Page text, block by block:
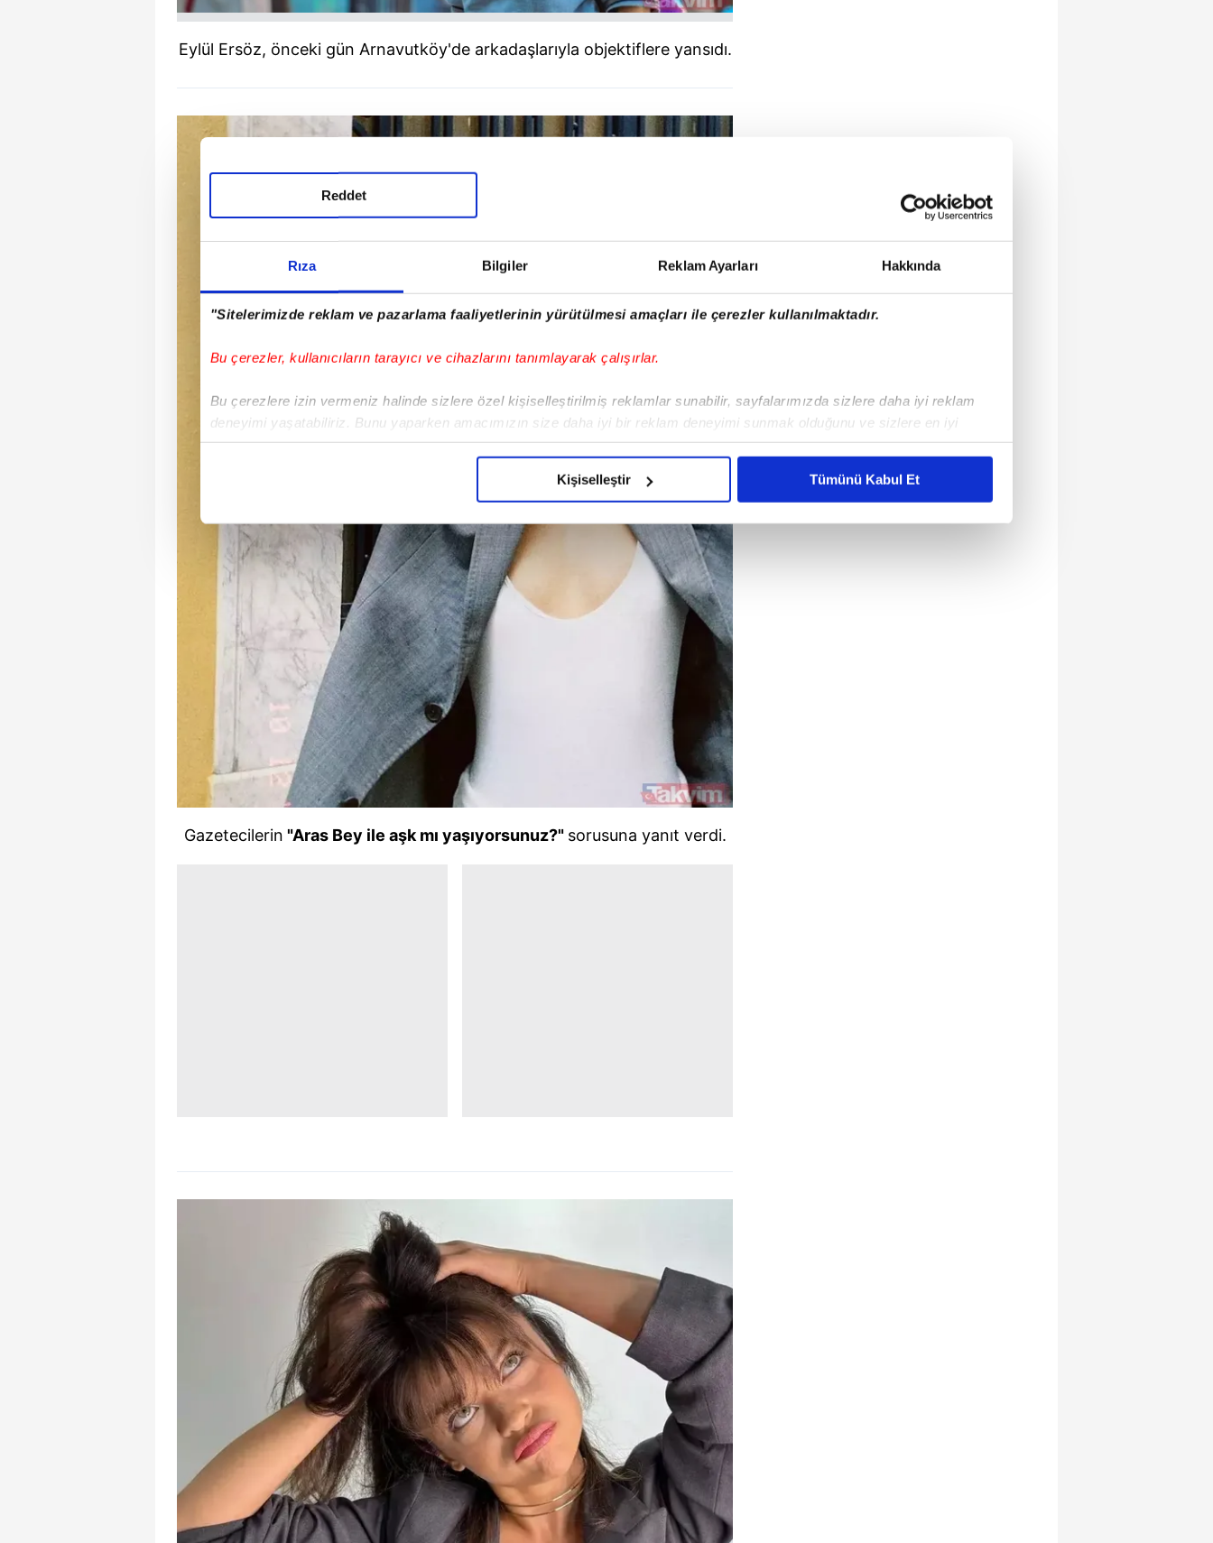
Rıza Bilgiler Reklam Ayarları Hakkında
"Sitelerimizde reklam ve pazarlama faaliyetlerinin yürütülmesi amaçları ile çerezler kullanılmaktadır.
Bu çerezler, kullanıcıların tarayıcı ve cihazlarını tanımlayarak çalışırlar.
Bu çerezlere izin vermeniz halinde sizlere özel kişiselleştirilmiş reklamlar sunabilir, sayfalarımızda sizlere daha iyi reklam
deneyimi yaşatabiliriz. Bunu yaparken amacımızın size daha iyi bir reklam deneyimi sunmak olduğunu ve sizlere en iyi
içerikleri sunabilmek adına elimizden gelen çabayı gösterdiğimizi ve bu noktada, reklamların maliyetlerimizi karşılamak
Sizlere daha iyi bir hizmet sunabilmek için İnternet Sitemizde kendimize ve üçüncü kişilere ait çerezler kullanılmaktadır. Bu
çerezler vasıtasıyla çeşitli kişisel verileriniz işlenmekte olup gerekli olan çerezler bilgi toplumu hizmetlerinin sunulması
amacıyla kullanılmaktadır. Diğer çerezler, sitemizin daha işlevsel kılınması ve kişiselleştirilmesi ve sizlere yönelik
reklam/pazarlama faaliyetlerinin yapılması, amaçlarıyla sınırlı olarak açık rızanız dahilinde kullanılacaktır.
Çerezlere ilişkin tercihlerinizi aşağıda yer alan panel vasıtasıyla belirleyebilirsiniz. Çerezlere ilişkin detaylı bilgi için Ayarlar
butonuna tıklayabilir, Çerez Bilgilendirme Metnimizi ziyaret edebilirsiniz.
6698 sayılı Kişisel Verilerin Korunması Kanunu uyarınca hazırlanmış Aydınlatma Metnimizi okumak ve sitemizde ilgili
mevzuata uygun olarak kullanılan çerezlerle ilgili bilgi almak için lütfen
tıklayınız
Reddet
Kişiselleştir Tümünü Kabul Et
Eylül Ersöz, önceki gün Arnavutköy'de arkadaşlarıyla objektiflere yansıdı.
Gazetecilerin "Aras Bey ile aşk mı yaşıyorsunuz?" sorusuna yanıt verdi.